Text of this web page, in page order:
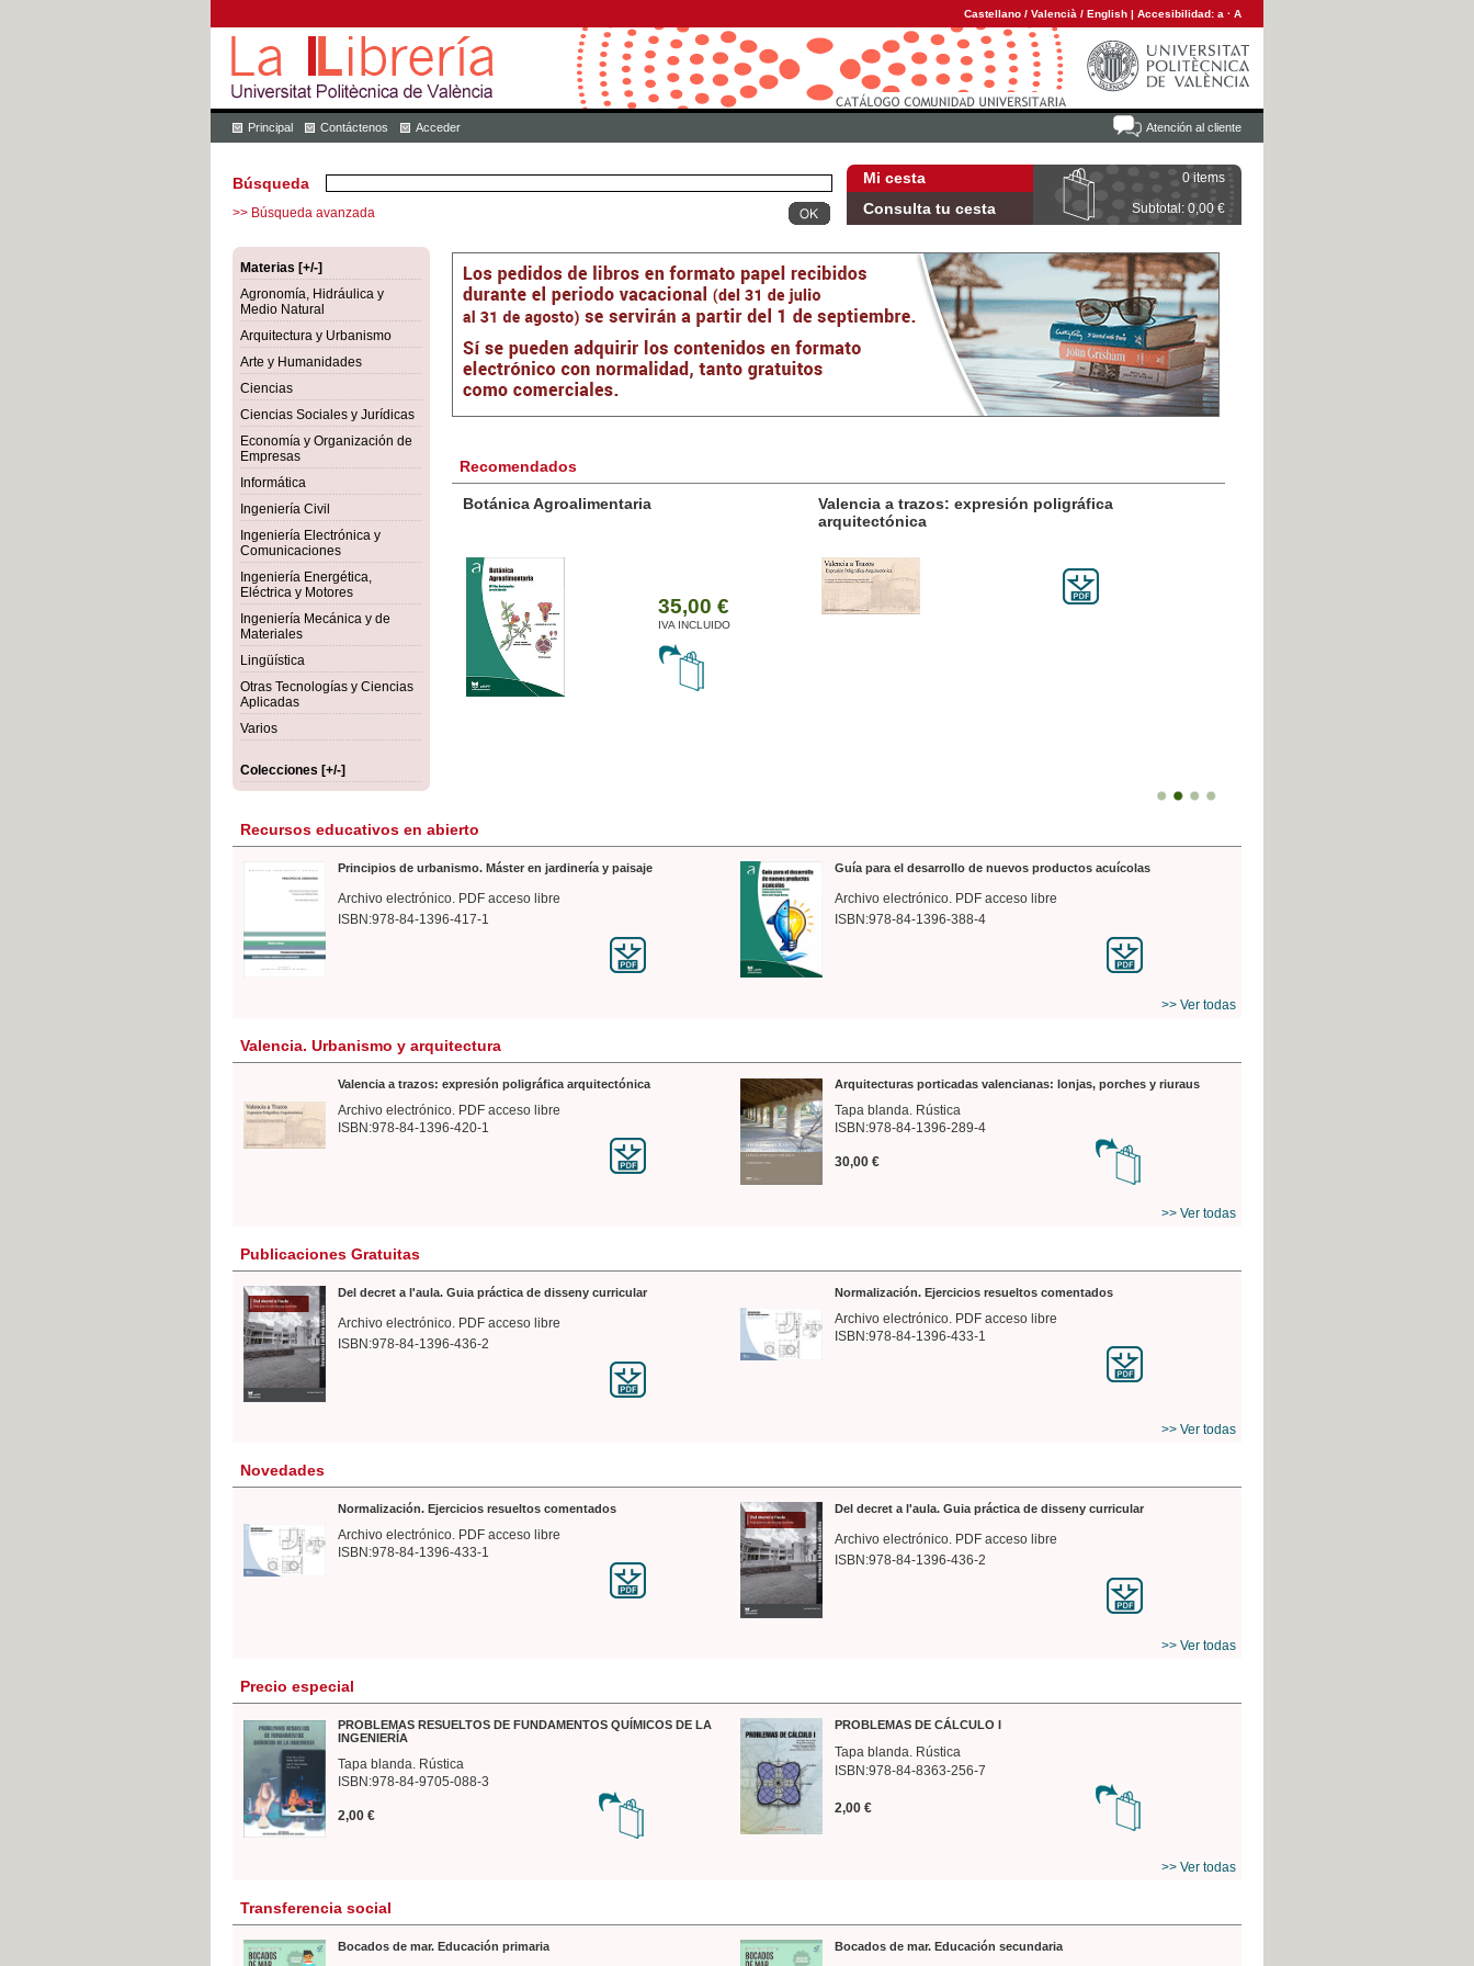
Castellano / Valencià / English | Accesibilidad: a · A
Atención al cliente
Principal Contáctenos Acceder
Mi cesta 0 items
Consulta tu cesta Subtotal: 0,00 €
Búsqueda
>> Búsqueda avanzada
Materias [+/-]
Agronomía, Hidráulica y
Medio Natural
Arquitectura y Urbanismo
Arte y Humanidades
Ciencias
Ciencias Sociales y Jurídicas
Economía y Organización de
Empresas
Informática
Ingeniería Civil
Ingeniería Electrónica y
Comunicaciones
Ingeniería Energética,
Eléctrica y Motores
Ingeniería Mecánica y de
Materiales
Lingüística
Otras Tecnologías y Ciencias
Aplicadas
Varios
Colecciones [+/-]
Recomendados
Botánica Agroalimentaria
35,00 €
IVA INCLUIDO
Valencia a trazos: expresión poligráfica
arquitectónica
1837-1977: La premsa valencianista
Recursos educativos en abierto
Principios de urbanismo. Máster en jardinería y paisaje
Archivo electrónico. PDF acceso libre
ISBN:978-84-1396-417-1
Guía para el desarrollo de nuevos productos acuícolas
Archivo electrónico. PDF acceso libre
ISBN:978-84-1396-388-4
>> Ver todas
Valencia. Urbanismo y arquitectura
Valencia a trazos: expresión poligráfica arquitectónica
Archivo electrónico. PDF acceso libre
ISBN:978-84-1396-420-1
Arquitecturas porticadas valencianas: lonjas, porches y riuraus
Tapa blanda. Rústica
ISBN:978-84-1396-289-4
30,00 €
>> Ver todas
Publicaciones Gratuitas
Del decret a l'aula. Guia práctica de disseny curricular
Archivo electrónico. PDF acceso libre
ISBN:978-84-1396-436-2
Normalización. Ejercicios resueltos comentados
Archivo electrónico. PDF acceso libre
ISBN:978-84-1396-433-1
>> Ver todas
Novedades
Normalización. Ejercicios resueltos comentados
Archivo electrónico. PDF acceso libre
ISBN:978-84-1396-433-1
Del decret a l'aula. Guia práctica de disseny curricular
Archivo electrónico. PDF acceso libre
ISBN:978-84-1396-436-2
>> Ver todas
Precio especial
PROBLEMAS RESUELTOS DE FUNDAMENTOS QUÍMICOS DE LA
INGENIERÍA
Tapa blanda. Rústica
ISBN:978-84-9705-088-3
2,00 €
PROBLEMAS DE CÁLCULO I
Tapa blanda. Rústica
ISBN:978-84-8363-256-7
2,00 €
>> Ver todas
Transferencia social
Bocados de mar. Educación primaria Bocados de mar. Educación secundaria